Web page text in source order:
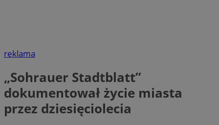
reklama
„Sohrauer Stadtblatt”
dokumentował życie miasta
przez dziesięciolecia